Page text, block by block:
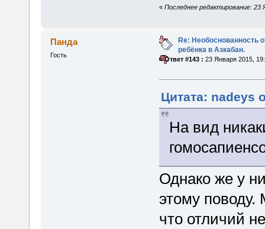
« Последнее редактирование: 23
Панда
Гость
Re: Необоснованность
ребёнка в Азкабан.
«Ответ #143 : 23 Января 2015,
Цитата: nadeys
На вид
Однако же у
этому поводу.
что отличий